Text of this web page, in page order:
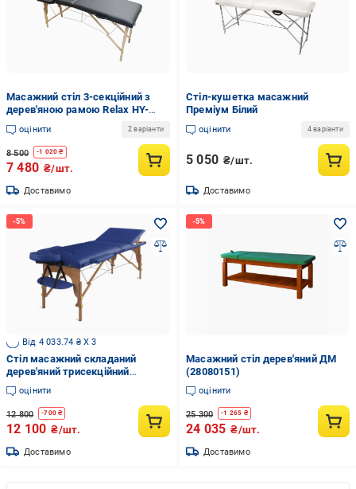
Масажний стіл 3-секційний з
дерев'яною рамою Relax HY-
30110 складаний до 120 кг
210х70-92х61-85 см
(2467589946)
оцінити 2 варіанти
8 500 -1 020 ₴
7 480 ₴/шт.
Доставимо
Стіл-кушетка масажний
Преміум Білий
оцінити 4 варіанти
5 050 ₴/шт.
Доставимо
Від 4 033.74 ₴ X 3
Стіл масажний складаний
дерев'яний трисекційний
Medimas Prosport-3 195x70 см
Синій
оцінити
12 800 -700 ₴
12 100 ₴/шт.
Доставимо
Масажний стіл дерев'яний ДМ
(28080151)
оцінити
25 300 -1 265 ₴
24 035 ₴/шт.
Доставимо